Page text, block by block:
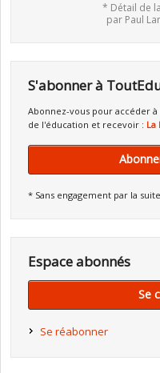
* Détail de
par Paul
S'abonner à
Abonnez-vous pour accéder
de l'éducation et recevoir : La
* Sans engagement par la
Espace abonnés
Se
Se réabonner